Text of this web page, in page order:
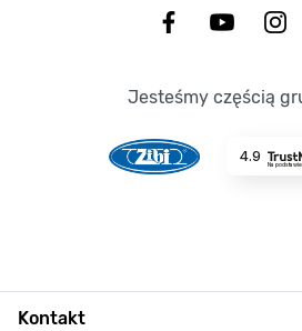
Jesteśmy częścią
4.9
Na podstawie
Kontakt